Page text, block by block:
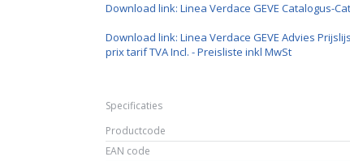
Download link: Linea Verdace GEVE Catalogus-
Download link: Linea Verdace GEVE Advies
prix tarif TVA Incl. - Preisliste inkl MwSt
Specificaties
Productcode
EAN code